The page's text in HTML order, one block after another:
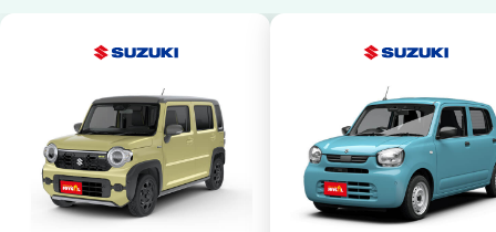
いままで難しかったカーリースの利用料金を